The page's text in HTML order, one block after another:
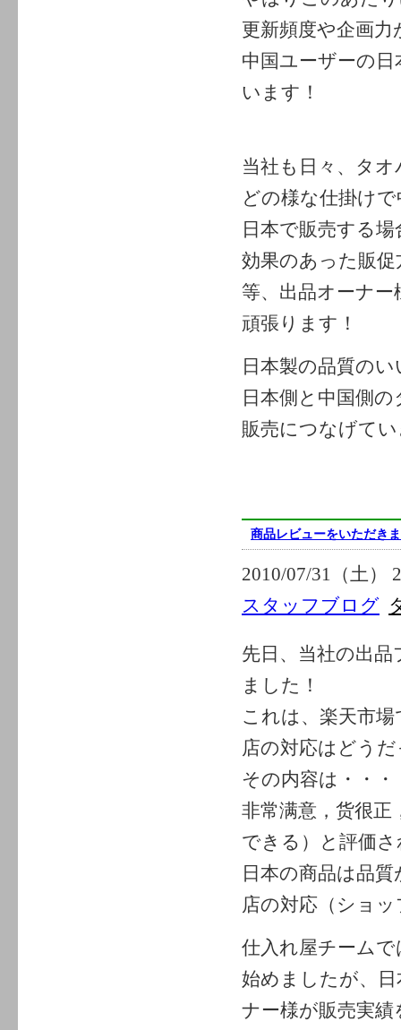
更新頻度や企画
中国ユーザーの
います！
当社も日々、タ
どの様な仕掛け
日本で販売する
効果のあった販促
等、出品オーナ
頑張ります！
日本製の品質の
日本側と中国側
販売につなげて
商品レビューをいただき
2010/07/31（土）
スタッフブログ
先日、当社の出
ました！
これは、楽天市
店の対応はどう
その内容は・・・
非常满意，货很正
できる）と評価
日本の商品は品
店の対応（ショ
仕入れ屋チーム
始めましたが、
ナー様が販売実